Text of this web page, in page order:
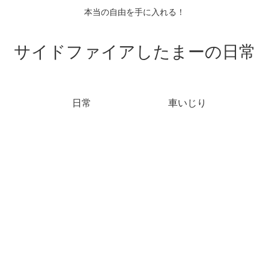
本当の自由を手に入れる！
サイドファイアしたまーの日常
日常 車いじり